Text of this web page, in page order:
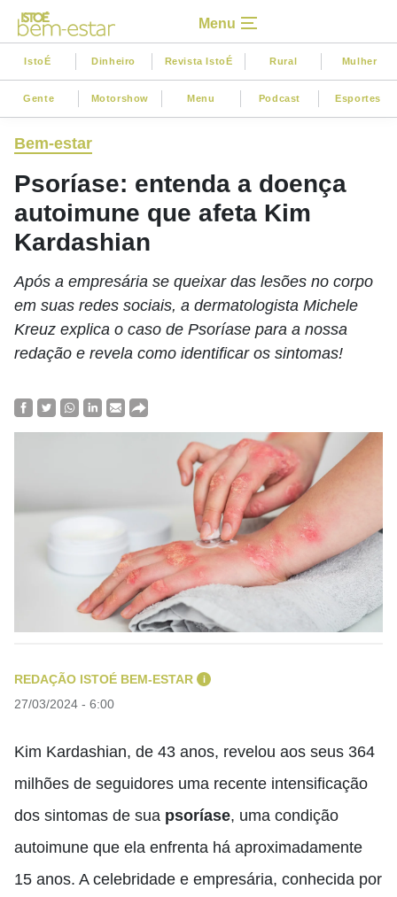
Menu
IstoÉ Dinheiro Revista IstoÉ Rural Mulher
Gente Motorshow Menu Podcast Esportes
Bem-estar
Psoríase: entenda a doença
autoimune que afeta Kim
Kardashian
Após a empresária se queixar das lesões no corpo
em suas redes sociais, a dermatologista Michele
Kreuz explica o caso de Psoríase para a nossa
redação e revela como identificar os sintomas!
REDAÇÃO ISTOÉ BEM-ESTAR i
27/03/2024 - 6:00
Kim Kardashian, de 43 anos, revelou aos seus 364
milhões de seguidores uma recente intensificação
dos sintomas de sua psoríase, uma condição
autoimune que ela enfrenta há aproximadamente
15 anos. A celebridade e empresária, conhecida por